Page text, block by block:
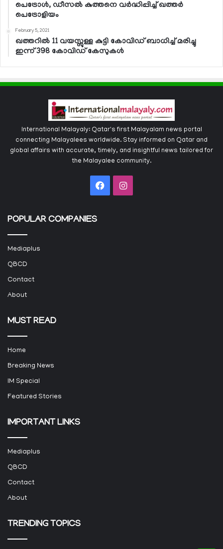
പെട്രോള്‍, ഡീസല്‍ കുത്തനെ വര്‍ദ്ധിപ്പിച്ച് ഖത്തര്‍
പെട്രോളിയം
February 5, 2021
ഖത്തറില്‍ 11 വയസ്സുള്ള കുട്ടി കോവിഡ് ബാധിച്ച് മരിച്ചു
ഇന്ന് 398 കോവിഡ് കേസുകള്‍
International Malayaly: Qatar's first Malayalam news portal
connecting Malayalees worldwide. Stay informed on Qatar and
global affairs with accurate, timely, and insightful news tailored for
the Malayalee community.
FacebookInstagram
POPULAR COMPANIES
Mediaplus
QBCD
Contact
About
MUST READ
Home
Breaking News
IM Special
Featured Stories
IMPORTANT LINKS
Mediaplus
QBCD
Contact
About
TRENDING TOPICS